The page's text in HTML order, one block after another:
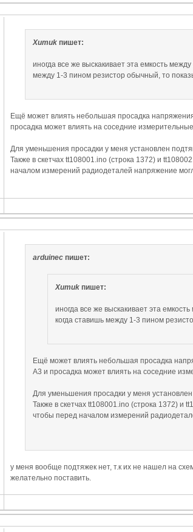
Xumuk пишет:
иногда все же выскакивает эта емкость
между 1-3 пином резистор обычный, то
Ещё может влиять небольшая просадка
просадка может влиять на соседние
Для уменьшения просадки у меня установлен
Также в скетчах tt108001.ino (строка 1372) и
началом измерений радиодеталей напряжение
arduinec пишет:
Xumuk пишет:
иногда все же выскакивает эта
когда ставишь между 1-3 пином
Ещё может влиять небольшая просадка
A3 и просадка может влиять на соседние
Для уменьшения просадки у меня
Также в скетчах tt108001.ino (строка 1372) и
чтобы перед началом измерений
у меня вообще подтяжек нет, т.к их не нашел на
желательно поставить.